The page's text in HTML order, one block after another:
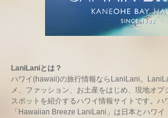
LaniLaniとは？
ハワイ(hawaii)の旅行情報ならLaniLani。
メ、ファッション、お土産をはじめ、現地オ
スポットを紹介するハワイ情報サイトです。ハ
「Hawaiian Breeze LaniLani」は日本とハワ